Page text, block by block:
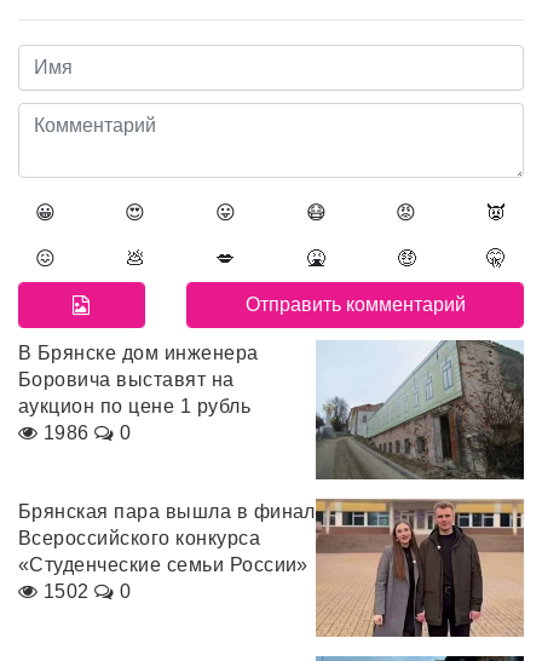
😀 😍 😛 😷 😡 👿
😖 💩 💋 🤮 🤑 🤫
В Брянске дом инженера
Боровича выставят на
аукцион по цене 1 рубль
1986
0
Брянская пара вышла в финал
Всероссийского конкурса
«Студенческие семьи России»
1502
0